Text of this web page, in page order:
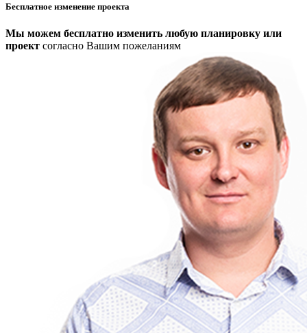
Бесплатное изменение проекта
Мы можем бесплатно изменить любую планировку или
проект согласно Вашим пожеланиям